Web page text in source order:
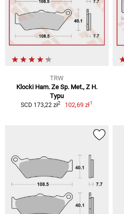
TRW
Klocki Ham. Ze Sp. Met., Z H.
Typu
SCD 173,22 zł2 102,69 zł1